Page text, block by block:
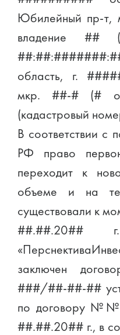
Юбилейный пр-т,
владение ##
область, г.
мкр. ##-# (#
(кадастровый
В соответствии с
РФ право
переходит к
объеме и на
существовали к
заключен
###/##-##-##
по договору
##.##.20## г., в